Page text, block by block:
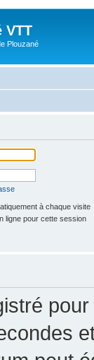
VTT
Plouzané
à chaque visite
ligne pour cette session